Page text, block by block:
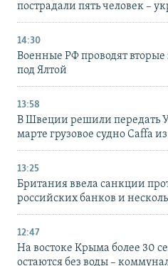
пострадали пять человек –
14:30
Военные РФ проводят вторые
под Ялтой
13:58
В Швеции решили передать
марте грузовое судно Caffa
13:25
Британия ввела санкции
российских банков и
12:47
На востоке Крыма более 30
остаются без воды –